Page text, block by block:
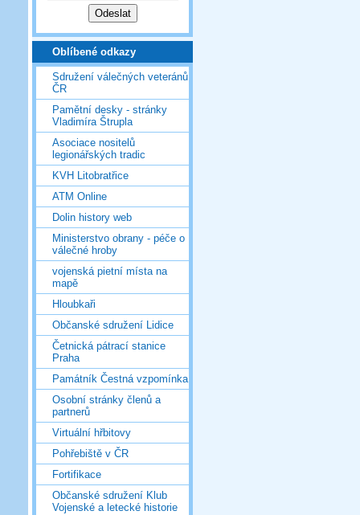
Oblíbené odkazy
Sdružení válečných veteránů
ČR
Pamětní desky - stránky
Vladimíra Štrupla
Asociace nositelů
legionářských tradic
KVH Litobratřice
ATM Online
Dolin history web
Ministerstvo obrany - péče o
válečné hroby
vojenská pietní místa na
mapě
Hloubkaři
Občanské sdružení Lidice
Četnická pátrací stanice
Praha
Památník Čestná vzpomínka
Osobní stránky členů a
partnerů
Virtuální hřbitovy
Pohřebiště v ČR
Fortifikace
Občanské sdružení Klub
Vojenské a letecké historie